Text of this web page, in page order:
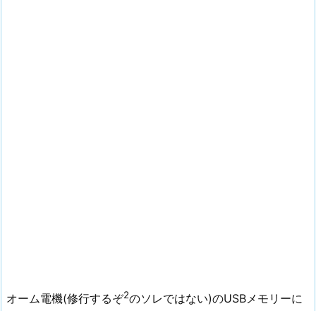
オーム電機(修行するぞ2のソレではない)のUSBメモリーに